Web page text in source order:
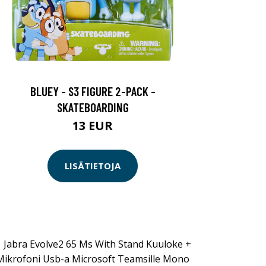
BLUEY - S3 FIGURE 2-PACK -
SKATEBOARDING
13 EUR
LISÄTIETOJA